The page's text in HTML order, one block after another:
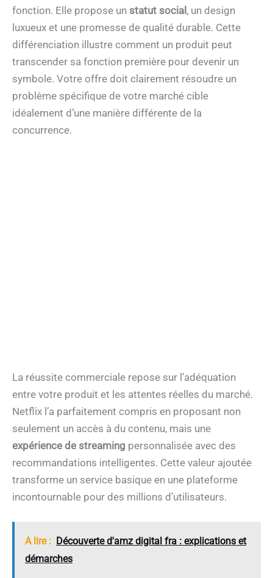
fonction. Elle propose un statut social, un design
luxueux et une promesse de qualité durable. Cette
différenciation illustre comment un produit peut
transcender sa fonction première pour devenir un
symbole. Votre offre doit clairement résoudre un
problème spécifique de votre marché cible
idéalement d’une manière différente de la
concurrence.
La réussite commerciale repose sur l’adéquation
entre votre produit et les attentes réelles du marché.
Netflix l’a parfaitement compris en proposant non
seulement un accès à du contenu, mais une
expérience de streaming personnalisée avec des
recommandations intelligentes. Cette valeur ajoutée
transforme un service basique en une plateforme
incontournable pour des millions d’utilisateurs.
A lire : Découverte d'amz digital fra : explications et
démarches